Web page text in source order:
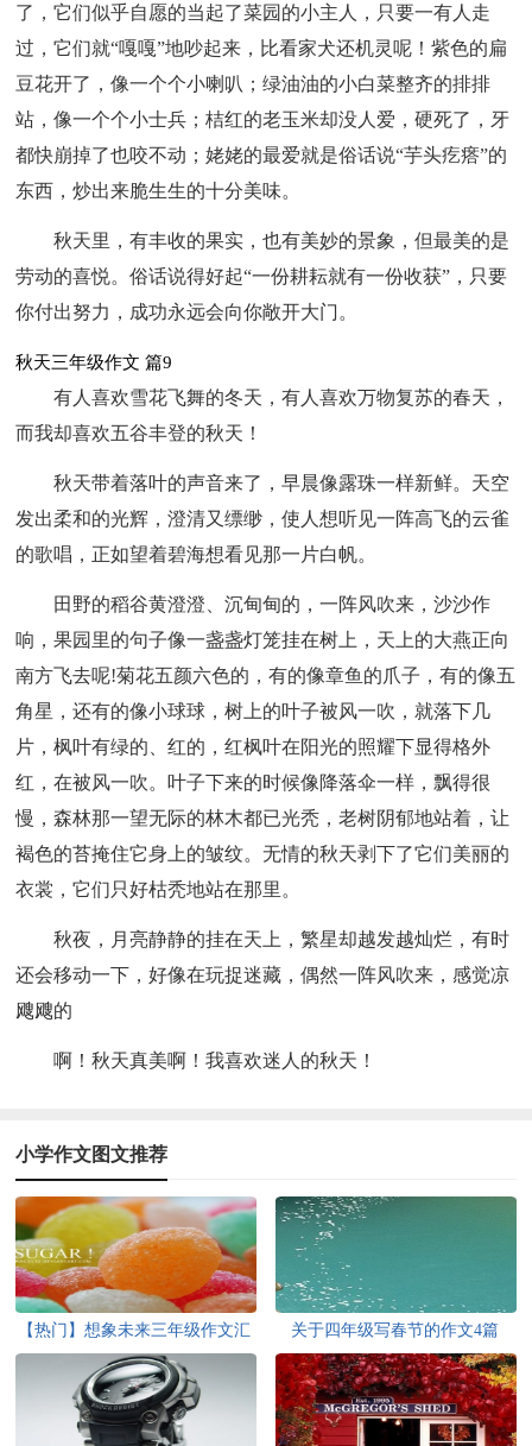
了，它们似乎自愿的当起了菜园的小主人，只要一有人走
过，它们就“嘎嘎”地吵起来，比看家犬还机灵呢！紫色的扁
豆花开了，像一个个小喇叭；绿油油的小白菜整齐的排排
站，像一个个小士兵；桔红的老玉米却没人爱，硬死了，牙
都快崩掉了也咬不动；姥姥的最爱就是俗话说“芋头疙瘩”的
东西，炒出来脆生生的十分美味。
秋天里，有丰收的果实，也有美妙的景象，但最美的是
劳动的喜悦。俗话说得好起“一份耕耘就有一份收获”，只要
你付出努力，成功永远会向你敞开大门。
秋天三年级作文 篇9
有人喜欢雪花飞舞的冬天，有人喜欢万物复苏的春天，
而我却喜欢五谷丰登的秋天！
秋天带着落叶的声音来了，早晨像露珠一样新鲜。天空
发出柔和的光辉，澄清又缥缈，使人想听见一阵高飞的云雀
的歌唱，正如望着碧海想看见那一片白帆。
田野的稻谷黄澄澄、沉甸甸的，一阵风吹来，沙沙作
响，果园里的句子像一盏盏灯笼挂在树上，天上的大燕正向
南方飞去呢!菊花五颜六色的，有的像章鱼的爪子，有的像五
角星，还有的像小球球，树上的叶子被风一吹，就落下几
片，枫叶有绿的、红的，红枫叶在阳光的照耀下显得格外
红，在被风一吹。叶子下来的时候像降落伞一样，飘得很
慢，森林那一望无际的林木都已光秃，老树阴郁地站着，让
褐色的苔掩住它身上的皱纹。无情的秋天剥下了它们美丽的
衣裳，它们只好枯秃地站在那里。
秋夜，月亮静静的挂在天上，繁星却越发越灿烂，有时
还会移动一下，好像在玩捉迷藏，偶然一阵风吹来，感觉凉
飕飕的
啊！秋天真美啊！我喜欢迷人的秋天！
小学作文图文推荐
【热门】想象未来三年级作文汇
编7篇
关于四年级写春节的作文4篇